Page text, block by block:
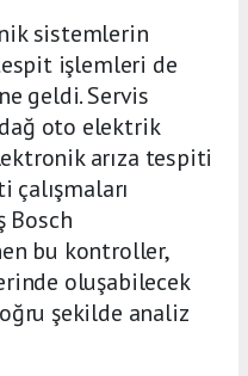
sistemlerin
işlemleri de
geldi. Servis
oto elektrik
arıza tespiti
çalışmaları
Bosch
bu kontroller,
oluşabilecek
şekilde analiz